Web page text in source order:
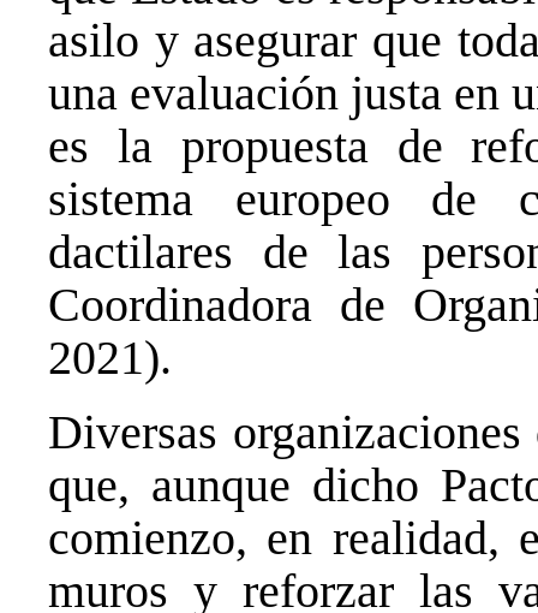
asilo y asegurar que
una evaluación justa en
es la propuesta de
sistema europeo de
dactilares de las
Coordinadora de
2021).
Diversas
que, aunque dicho
comienzo, en realidad,
muros y reforzar las